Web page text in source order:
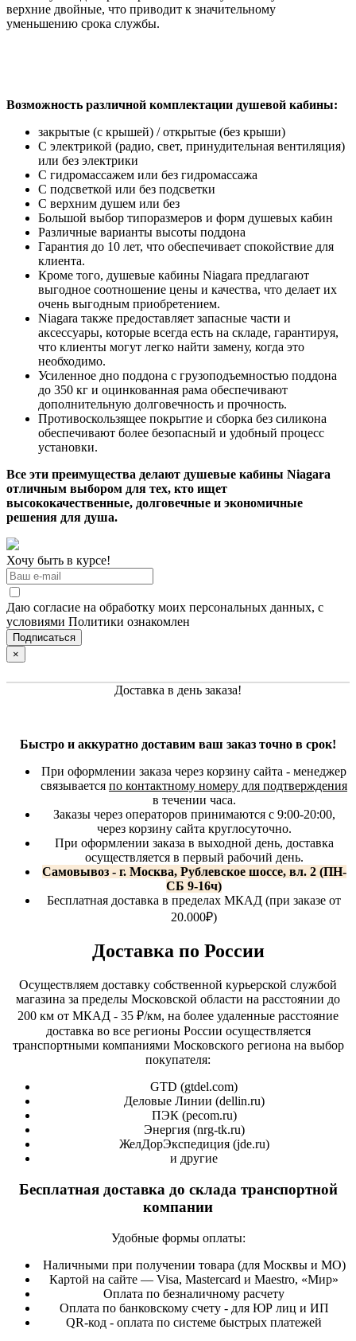
верхние двойные, что приводит к значительному
уменьшению срока службы.
Возможность различной комплектации душевой кабины:
закрытые (с крышей) / открытые (без крыши)
С электрикой (радио, свет, принудительная вентиляция)
или без электрики
С гидромассажем или без гидромассажа
С подсветкой или без подсветки
С верхним душем или без
Большой выбор типоразмеров и форм душевых кабин
Различные варианты высоты поддона
Гарантия до 10 лет, что обеспечивает спокойствие для
клиента.
Кроме того, душевые кабины Niagara предлагают
выгодное соотношение цены и качества, что делает их
очень выгодным приобретением.
Niagara также предоставляет запасные части и
аксессуары, которые всегда есть на складе, гарантируя,
что клиенты могут легко найти замену, когда это
необходимо.
Усиленное дно поддона с грузоподъемностью поддона
до 350 кг и оцинкованная рама обеспечивают
дополнительную долговечность и прочность.
Противоскользящее покрытие и сборка без силикона
обеспечивают более безопасный и удобный процесс
установки.
Все эти преимущества делают душевые кабины Niagara
отличным выбором для тех, кто ищет
высококачественные, долговечные и экономичные
решения для душа.
Хочу быть в курсе!
Даю согласие на обработку моих персональных данных, с
условиями Политики ознакомлен
×
Доставка в день заказа!
Быстро и аккуратно доставим ваш заказ точно в срок!
При оформлении заказа через корзину сайта - менеджер
связывается по контактному номеру для подтверждения
в течении часа.
Заказы через операторов принимаются с 9:00-20:00,
через корзину сайта круглосуточно.
При оформлении заказа в выходной день, доставка
осуществляется в первый рабочий день.
Самовывоз - г. Москва, Рублевское шоссе, вл. 2 (ПН-
СБ 9-16ч)
Бесплатная доставка в пределах МКАД (при заказе от
20.000₽)
Доставка по России
Осуществляем доставку собственной курьерской службой
магазина за пределы Московской области на расстоянии до
200 км от МКАД - 35 ₽/км, на более удаленные расстояние
доставка во все регионы России осуществляется
транспортными компаниями Московского региона на выбор
покупателя:
GTD (gtdel.com)
Деловые Линии (dellin.ru)
ПЭК (pecom.ru)
Энергия (nrg-tk.ru)
ЖелДорЭкспедиция (jde.ru)
и другие
Бесплатная доставка до склада транспортной
компании
Удобные формы оплаты:
Наличными при получении товара (для Москвы и МО)
Картой на сайте — Visa, Mastercard и Maestro, «Мир»
Оплата по безналичному расчету
Оплата по банковскому счету - для ЮР лиц и ИП
QR-код - оплата по системе быстрых платежей